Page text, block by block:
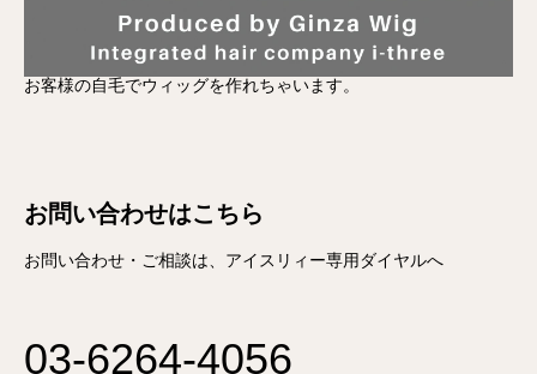
お客様の自毛でウィッグを作れちゃいます。
お問い合わせはこちら
お問い合わせ・ご相談は、アイスリィー専用ダイヤルへ
03-6264-4056